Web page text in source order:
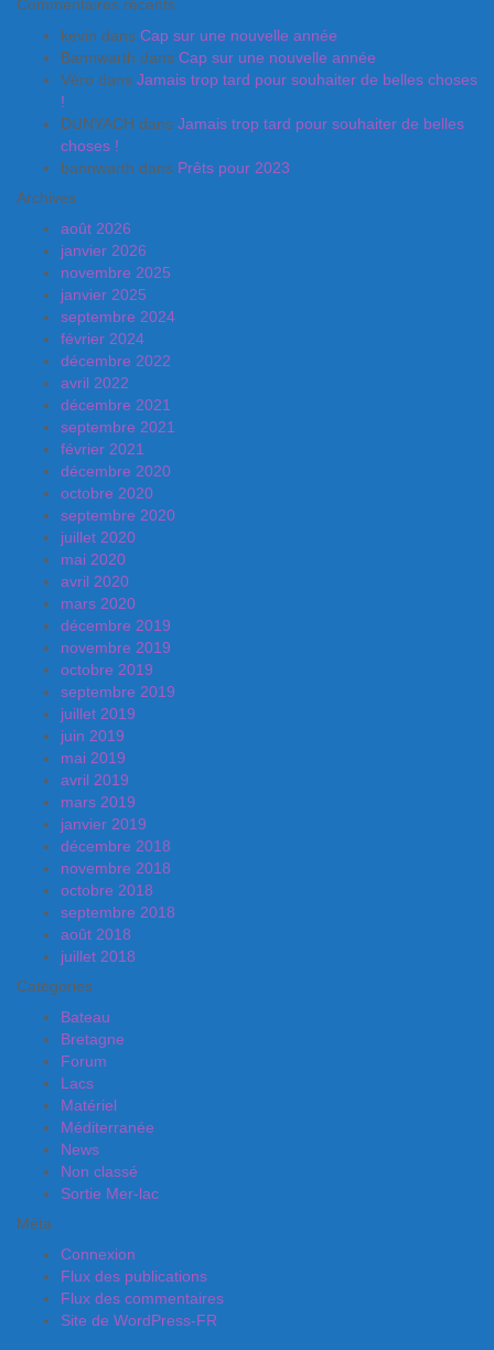
Commentaires récents
kevin dans Cap sur une nouvelle année
Bannwarth dans Cap sur une nouvelle année
Véro dans Jamais trop tard pour souhaiter de belles choses
!
DUNYACH dans Jamais trop tard pour souhaiter de belles
choses !
bannwarth dans Prêts pour 2023
Archives
août 2026
janvier 2026
novembre 2025
janvier 2025
septembre 2024
février 2024
décembre 2022
avril 2022
décembre 2021
septembre 2021
février 2021
décembre 2020
octobre 2020
septembre 2020
juillet 2020
mai 2020
avril 2020
mars 2020
décembre 2019
novembre 2019
octobre 2019
septembre 2019
juillet 2019
juin 2019
mai 2019
avril 2019
mars 2019
janvier 2019
décembre 2018
novembre 2018
octobre 2018
septembre 2018
août 2018
juillet 2018
Catégories
Bateau
Bretagne
Forum
Lacs
Matériel
Méditerranée
News
Non classé
Sortie Mer-lac
Méta
Connexion
Flux des publications
Flux des commentaires
Site de WordPress-FR